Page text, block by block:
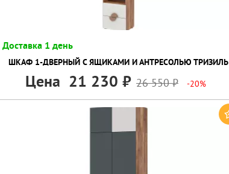
Доставка 1 день
ШКАФ 1-ДВЕРНЫЙ С ЯЩИКАМИ И АНТРЕСОЛЬЮ ТРИЗИЛЬ
Цена 21 230 26 550 -20%